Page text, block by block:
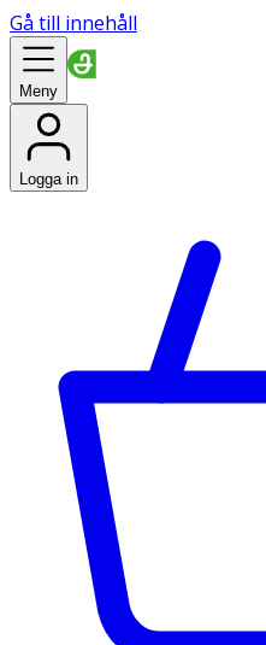
Gå till innehåll
Meny
Logga in